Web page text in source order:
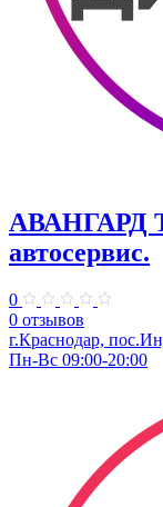
АВАНГАРД
автосервис.
0
0 отзывов
г.Краснодар,
Пн-Вс 09:00-20:00